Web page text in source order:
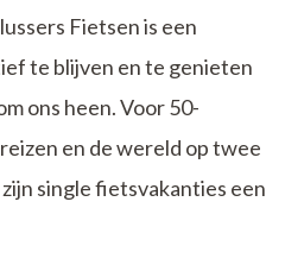
Fietsen is een
te blijven en te genieten
ons heen. Voor 50-
en de wereld op twee
single fietsvakanties een